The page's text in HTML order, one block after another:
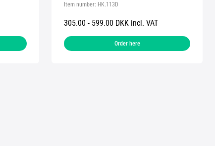
Item number: HK.113D
305.00 - 599.00 DKK incl. VAT
Order here